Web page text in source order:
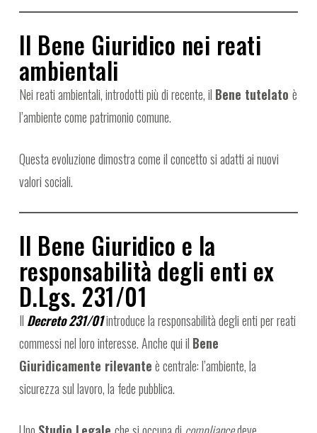
Il Bene Giuridico nei reati
ambientali
Nei reati ambientali, introdotti più di recente, il Bene tutelato è
l’ambiente come patrimonio comune.
Questa evoluzione dimostra come il concetto si adatti ai nuovi
valori sociali.
Il Bene Giuridico e la
responsabilità degli enti ex
D.Lgs. 231/01
Il Decreto 231/01introduce la responsabilità degli enti per reati
commessi nel loro interesse. Anche qui il Bene
Giuridicamente rilevanteè centrale: l’ambiente, la
sicurezza sul lavoro, la fede pubblica.